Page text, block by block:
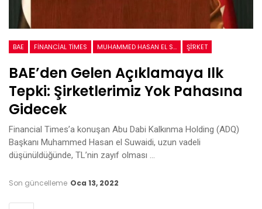
BAE FINANCIAL TIMES MUHAMMED HASAN EL SUWAIDI ŞİRKET
BAE’den Gelen Açıklamaya Ilk
Tepki: Şirketlerimiz Yok Pahasına
Gidecek
Financial Times’a konuşan Abu Dabi Kalkınma Holding (ADQ)
Başkanı Muhammed Hasan el Suwaidi, uzun vadeli
düşünüldüğünde, TL’nin zayıf olması …
Son güncelleme Oca 13, 2022